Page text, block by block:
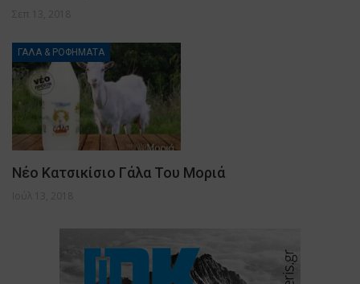
Σεπ 13, 2018
ΓΑΛΑ & ΡΟΦΗΜΑΤΑ
Νέο Κατσικίσιο Γάλα Του Μοριά
Ιούλ 13, 2018